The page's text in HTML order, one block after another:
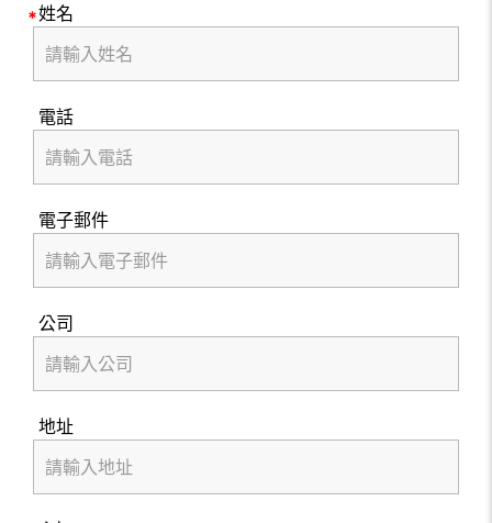
姓名
電話
電子郵件
公司
地址